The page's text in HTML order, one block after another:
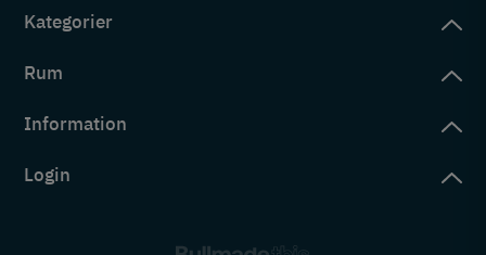
Kategorier
Rum
Information
Login